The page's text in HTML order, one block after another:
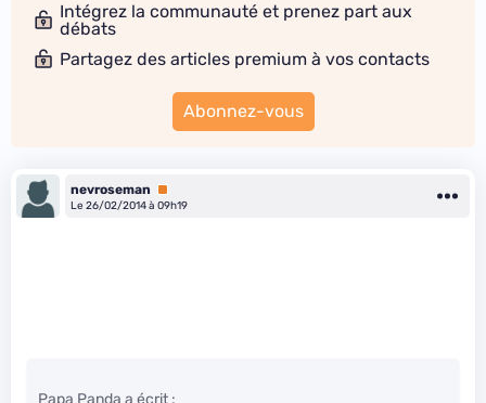
Intégrez la communauté et prenez part aux
débats
Partagez des articles premium à vos contacts
Abonnez-vous
nevroseman
Premium
Le 26/02/2014 à 09h19